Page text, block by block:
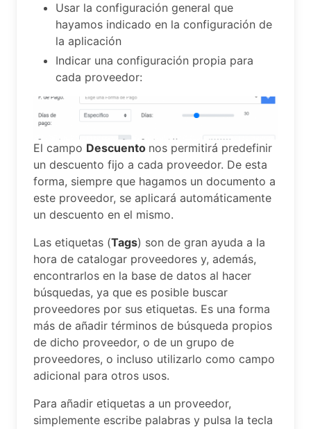
Usar la configuración general que
hayamos indicado en la configuración de
la aplicación
Indicar una configuración propia para
cada proveedor:
El campo Descuento nos permitirá predefinir
un descuento fijo a cada proveedor. De esta
forma, siempre que hagamos un documento a
este proveedor, se aplicará automáticamente
un descuento en el mismo.
Las etiquetas (Tags) son de gran ayuda a la
hora de catalogar proveedores y, además,
encontrarlos en la base de datos al hacer
búsquedas, ya que es posible buscar
proveedores por sus etiquetas. Es una forma
más de añadir términos de búsqueda propios
de dicho proveedor, o de un grupo de
proveedores, o incluso utilizarlo como campo
adicional para otros usos.
Para añadir etiquetas a un proveedor,
simplemente escribe palabras y pulsa la tecla